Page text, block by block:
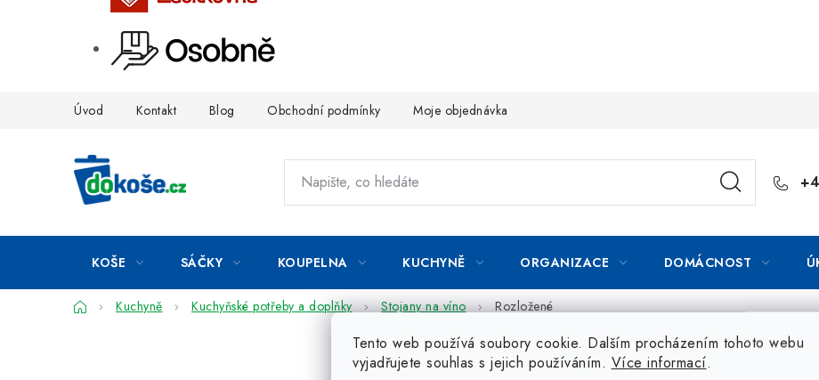
Tento web používá soubory cookie. Dalším procházením tohoto webu
vyjadřujete souhlas s jejich používáním. Více informací.
Úvod Kontakt Blog Obchodní podmínky Moje objednávka
KOŠE SÁČKY KOUPELNA KUCHYNĚ ORGANIZACE DOMÁCNOST
DomůKuchyně Kuchyňské potřeby a doplňky Stojany na víno Rozložené